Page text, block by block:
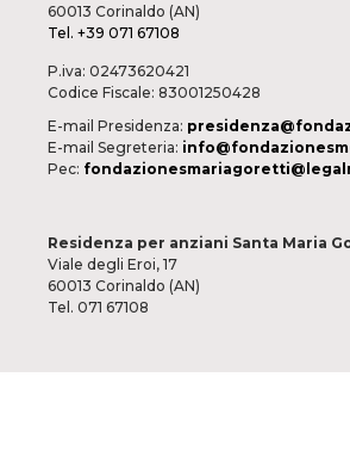
60013 Corinaldo (AN)
Tel. +39 071 67108
P.iva: 02473620421
Codice Fiscale: 83001250428
E-mail Presidenza:
E-mail Segreteria:
Pec:
Residenza per anziani Santa Maria
Viale degli Eroi, 17
60013 Corinaldo (AN)
Tel. 071 67108